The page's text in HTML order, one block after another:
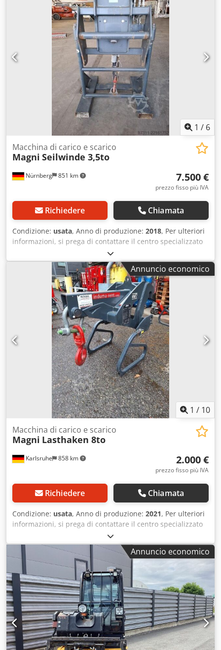
1 / 6
Nürnberg 851 km
Macchina di carico e scarico
Magni Seilwinde 3,5to
7.500 €
prezzo fisso più IVA
Richiedere Chiamata
Condizione: usata, Anno di produzione: 2018, Per ulteriori
informazioni, si prega di contattare il centro specializzato
in macchinari usati. DE01 Dedpfx Aozfmm Eeqgsck
Annuncio economico
1 / 10
Karlsruhe 858 km
Macchina di carico e scarico
Magni Lasthaken 8to
2.000 €
prezzo fisso più IVA
Richiedere Chiamata
Condizione: usata, Anno di produzione: 2021, Per ulteriori
informazioni, si prega di contattare il centro specializzato
in macchinari usati. Dcjdozflwvopfx Aqgek DE01
Annuncio economico